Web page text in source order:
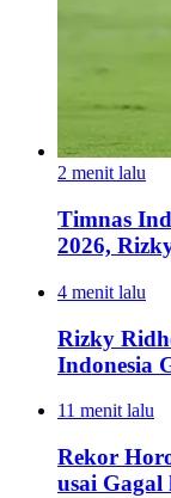
2 menit lalu
Timnas
2026,
4 menit lalu
Rizky
Indonesia
11 menit lalu
Rekor
usai Gagal